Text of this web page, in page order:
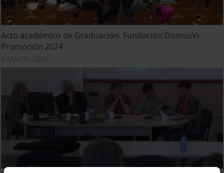
Acto académico de Graduación. Fundación DomusVi.
Promoción 2024
4 March, 2025